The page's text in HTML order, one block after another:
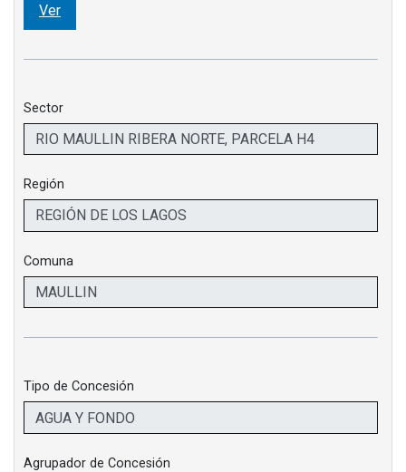
Ver
Sector
Región
Comuna
Tipo de Concesión
Agrupador de Concesión